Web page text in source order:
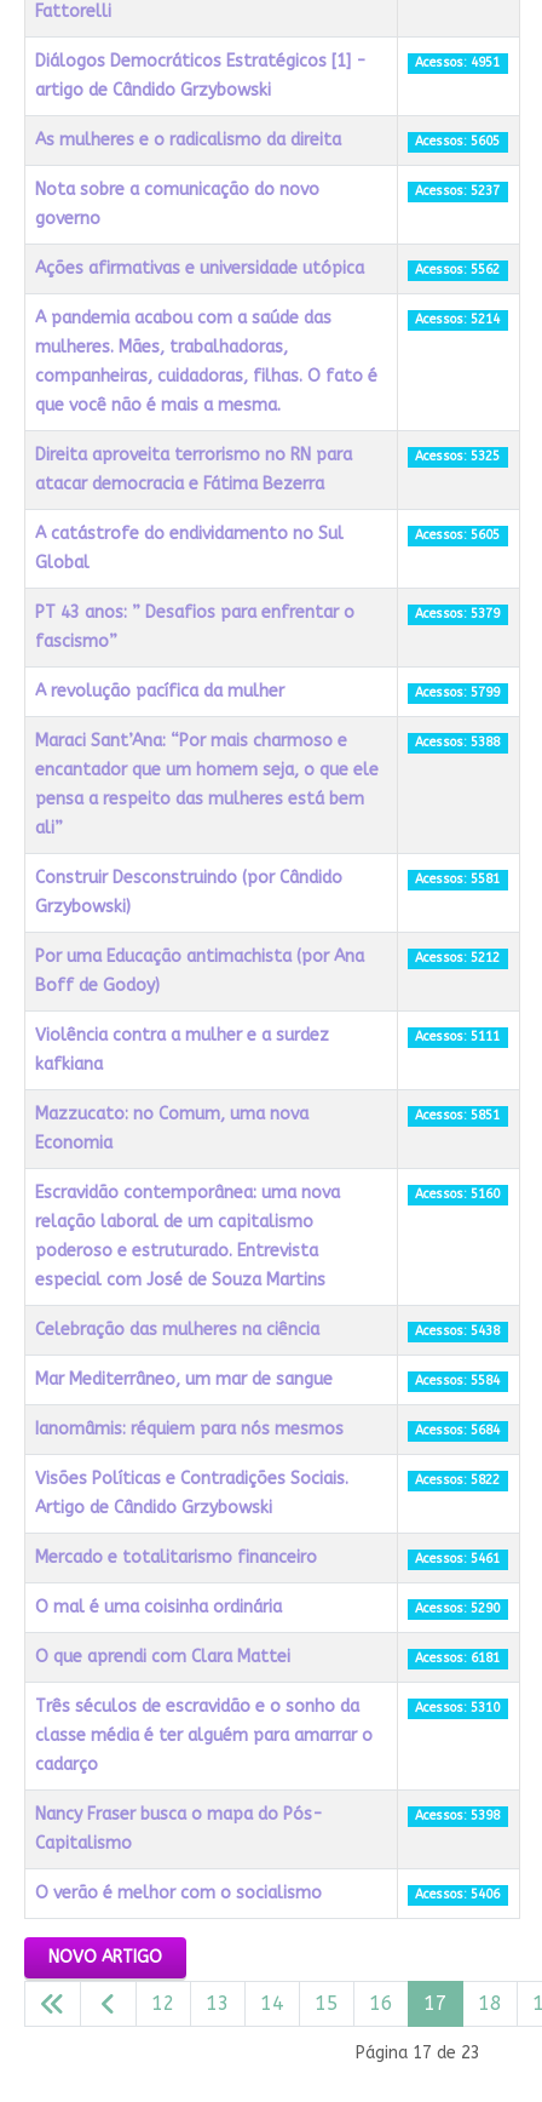
Fattorelli
Diálogos Democráticos Estratégicos [1] -
artigo de Cândido Grzybowski
Acessos: 4951
As mulheres e o radicalismo da direita Acessos: 5605
Nota sobre a comunicação do novo
governo
Acessos: 5237
Ações afirmativas e universidade utópica Acessos: 5562
A pandemia acabou com a saúde das
mulheres. Mães, trabalhadoras,
companheiras, cuidadoras, filhas. O fato é
que você não é mais a mesma.
Acessos: 5214
Direita aproveita terrorismo no RN para
atacar democracia e Fátima Bezerra
Acessos: 5325
A catástrofe do endividamento no Sul
Global
Acessos: 5605
PT 43 anos: ” Desafios para enfrentar o
fascismo”
Acessos: 5379
A revolução pacífica da mulher Acessos: 5799
Maraci Sant’Ana: “Por mais charmoso e
encantador que um homem seja, o que ele
pensa a respeito das mulheres está bem
ali”
Acessos: 5388
Construir Desconstruindo (por Cândido
Grzybowski)
Acessos: 5581
Por uma Educação antimachista (por Ana
Boff de Godoy)
Acessos: 5212
Violência contra a mulher e a surdez
kafkiana
Acessos: 5111
Mazzucato: no Comum, uma nova
Economia
Acessos: 5851
Escravidão contemporânea: uma nova
relação laboral de um capitalismo
poderoso e estruturado. Entrevista
especial com José de Souza Martins
Acessos: 5160
Celebração das mulheres na ciência Acessos: 5438
Mar Mediterrâneo, um mar de sangue Acessos: 5584
Ianomâmis: réquiem para nós mesmos Acessos: 5684
Visões Políticas e Contradições Sociais.
Artigo de Cândido Grzybowski
Acessos: 5822
Mercado e totalitarismo financeiro Acessos: 5461
O mal é uma coisinha ordinária Acessos: 5290
O que aprendi com Clara Mattei Acessos: 6181
Três séculos de escravidão e o sonho da
classe média é ter alguém para amarrar o
cadarço
Acessos: 5310
Nancy Fraser busca o mapa do Pós-
Capitalismo
Acessos: 5398
O verão é melhor com o socialismo Acessos: 5406
NOVO ARTIGO
Página 17 de 23
12 13 14 15 16 17 18